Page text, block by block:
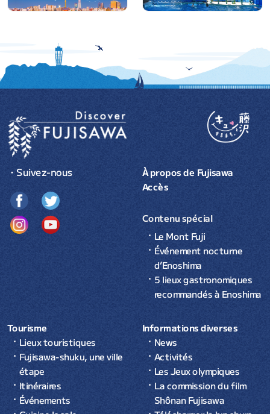
À propos de Fujisawa
Accès
Contenu spécial
Le Mont Fuji
Événement nocturne
d’Enoshima
5 lieux gastronomiques
recommandés à Enoshima
Tourisme
Lieux touristiques
Fujisawa-shuku, une ville
étape
Itinéraires
Événements
Informations diverses
News
Activités
Les Jeux olympiques
La commission du film
Shônan Fujisawa
・Suivez-nous